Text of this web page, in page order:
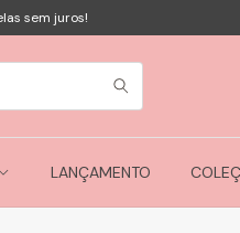
sem juros!
LANÇAMENTO